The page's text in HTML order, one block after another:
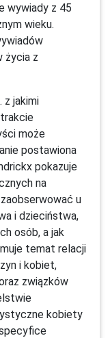
wywiady z 45
wieku.
życia z
z jakimi
może
postawiona
pokazuje
na
u
i dzieciństwa,
osób, a jak
temat relacji
i kobiet,
związków
kobiety